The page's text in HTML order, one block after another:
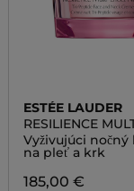
ESTÉE LAUDER
RESILIENCE
EFFECT NIGHT
Vyživujúci nočný
na pleť a krk
185,00 €